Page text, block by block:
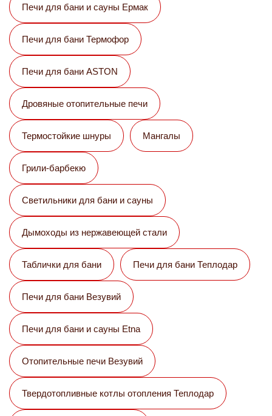
Печи для бани и сауны Eрмак
Печи для бани Термофор
Печи для бани ASTON
Дровяные отопительные печи
Термостойкие шнуры Мангалы
Грили-барбекю
Светильники для бани и сауны
Дымоходы из нержавеющей стали
Таблички для бани Печи для бани Теплодар
Печи для бани Везувий
Печи для бани и сауны Etna
Отопительные печи Везувий
Твердотопливные котлы отопления Теплодар